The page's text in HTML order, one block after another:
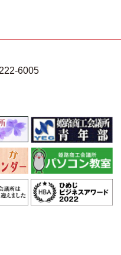
6005